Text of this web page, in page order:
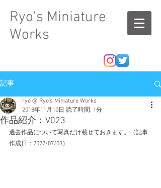
Ryo's Miniature
Works
記事
作品紹介：V023
ryo @ Ryo's Miniature Works
2018年11月10日 読了時間: 1分
過去作品について写真だけ載せておきます。（記事
作成日：2022/07/03）